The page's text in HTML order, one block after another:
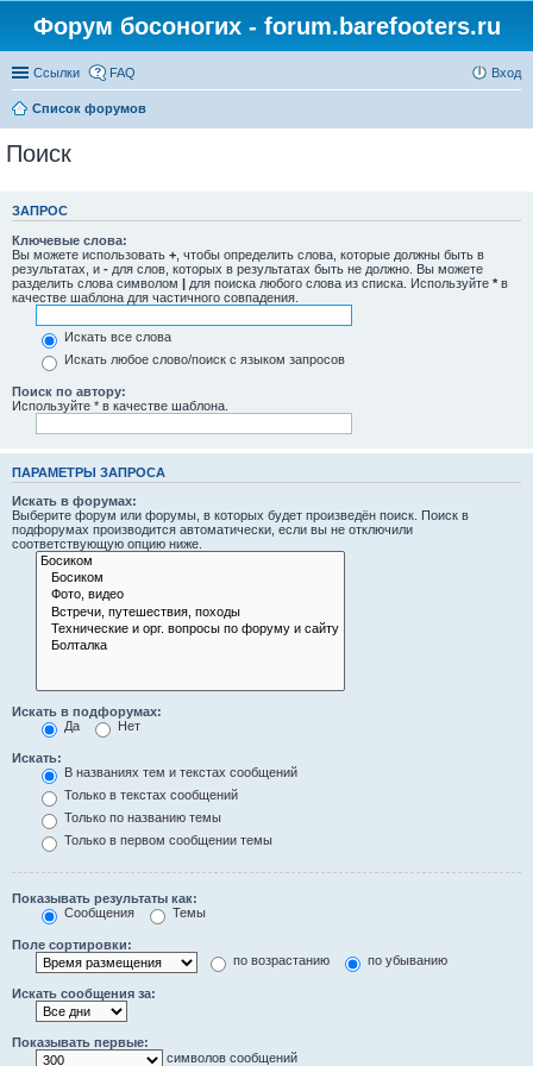
Форум босоногих - forum.barefooters.ru
Ссылки FAQ Вход
Список форумов
Поиск
ЗАПРОС
Ключевые слова:
Вы можете использовать + , чтобы определить слова, которые должны быть в
результатах, и - для слов, которых в результатах быть не должно. Вы можете
разделить слова символом | для поиска любого слова из списка. Используйте * в
качестве шаблона для частичного совпадения.
Искать все слова
Искать любое слово/поиск с языком запросов
Поиск по автору:
Используйте * в качестве шаблона.
ПАРАМЕТРЫ ЗАПРОСА
Искать в форумах:
Выберите форум или форумы, в которых будет произведён поиск. Поиск в
подфорумах производится автоматически, если вы не отключили
соответствующую опцию ниже.
Искать в подфорумах:
Да
Нет
Искать:
В названиях тем и текстах сообщений
Только в текстах сообщений
Только по названию темы
Только в первом сообщении темы
Показывать результаты как:
Сообщения
Темы
Поле сортировки:
по возрастанию
по убыванию
Искать сообщения за:
Показывать первые:
символов сообщений